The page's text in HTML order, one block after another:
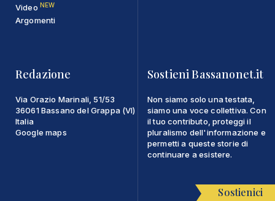
Video NEW
Argomenti
Redazione
Via Orazio Marinali, 51/53
36061 Bassano del Grappa (VI)
Italia
Google maps
Sostieni Bassanonet.it
Non siamo solo una testata,
siamo una voce collettiva. Con
il tuo contributo, proteggi il
pluralismo dell'informazione e
permetti a queste storie di
continuare a esistere.
Sostienici